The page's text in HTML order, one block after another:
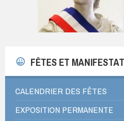
FÊTES ET
CALENDRIER DES FÊTES
EXPOSITION PERMANENTE